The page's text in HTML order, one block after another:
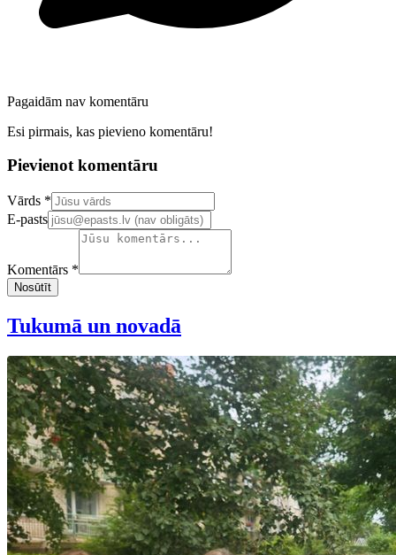
Pagaidām nav komentāru
Esi pirmais, kas pievieno komentāru!
Pievienot komentāru
Confirm your email address
Vārds *
E-pasts
Komentārs *
Nosūtīt
Tukumā un novadā